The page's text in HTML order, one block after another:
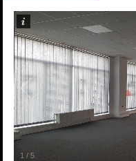
1 / 5